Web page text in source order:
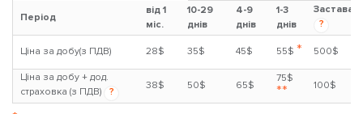
Період
від 1
міс.
10-29
днів
4-9
днів
1-3
днів
Застава
?
Ціна за добу(з ПДВ) 28$ 35$ 45$ 55$ * 500$
Ціна за добу + дод.
страховка (з ПДВ)
?
38$ 50$ 65$
75$
** 100$